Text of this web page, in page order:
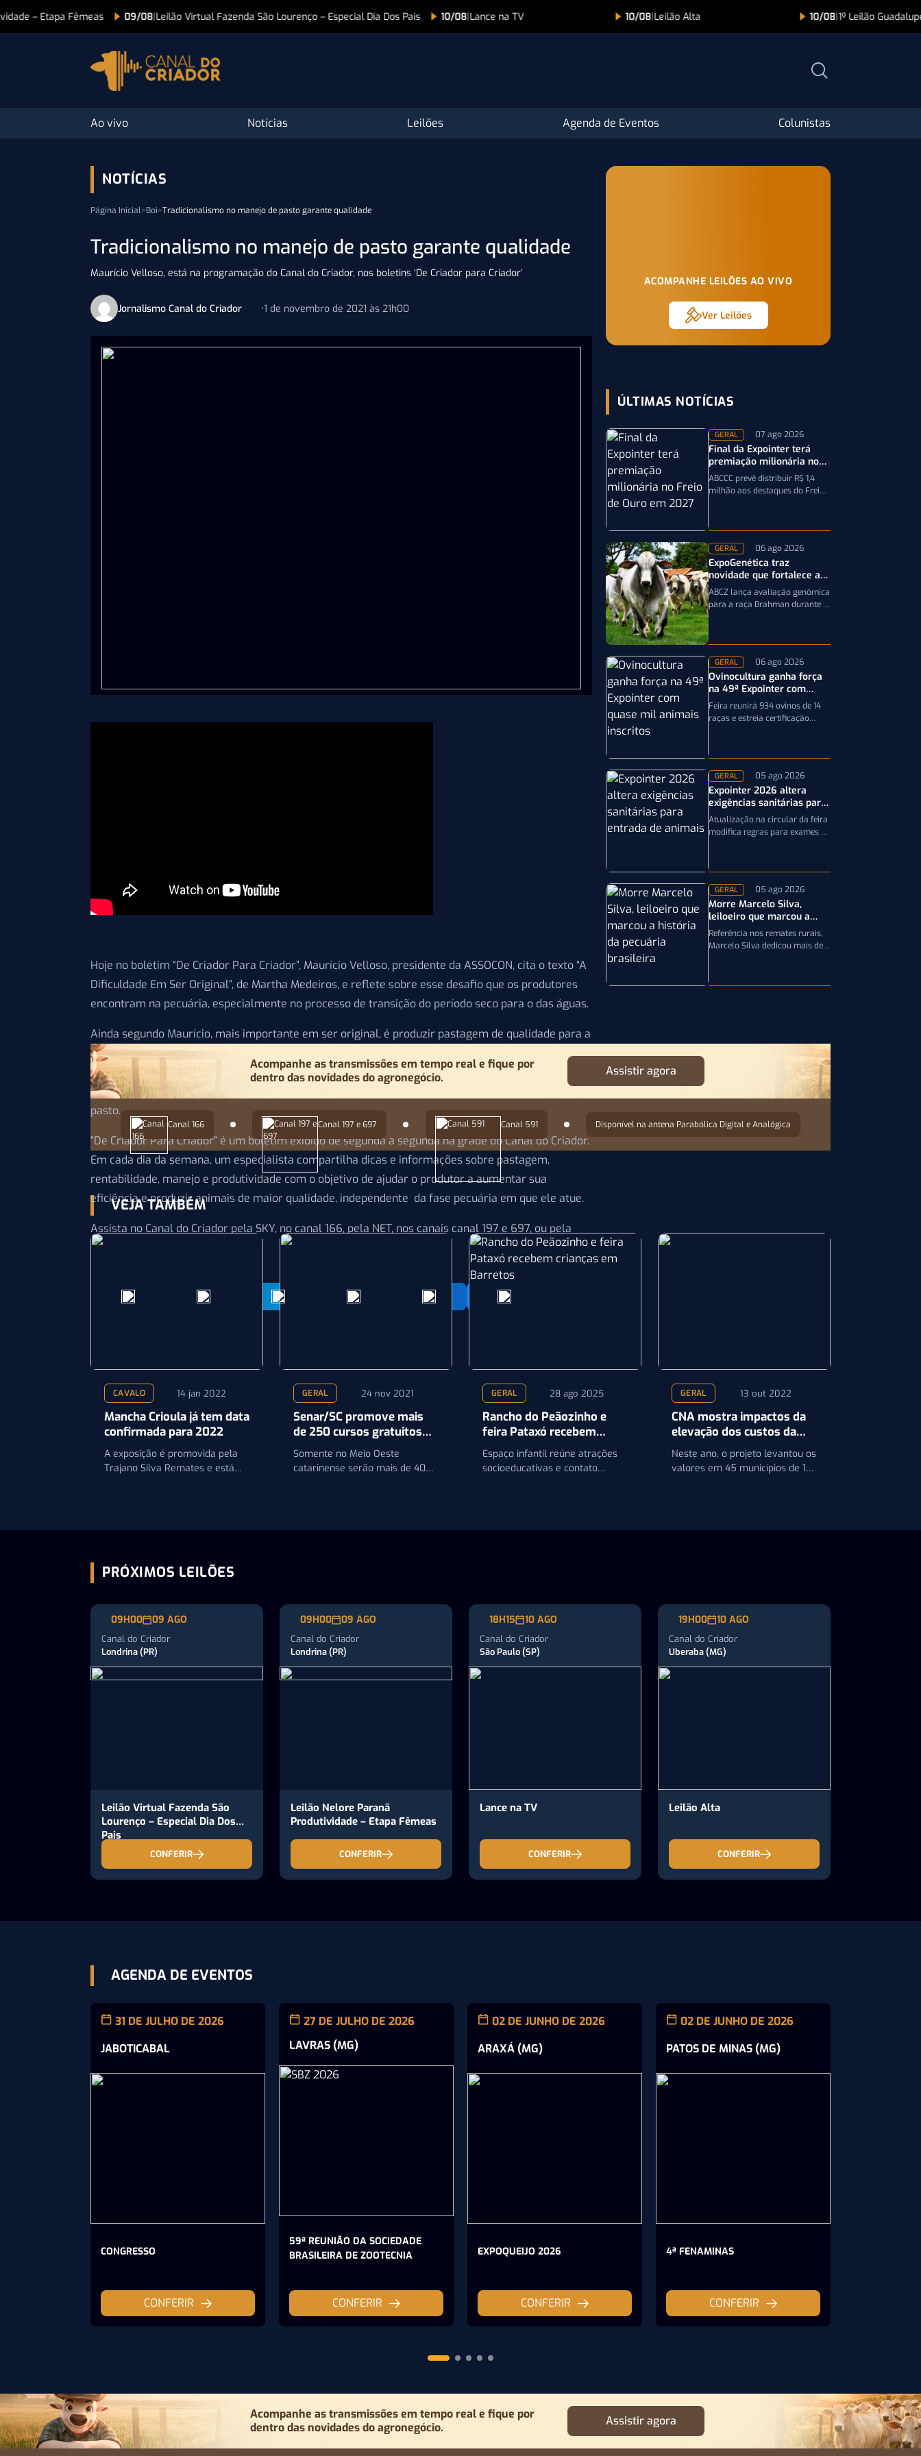
– Etapa Fêmeas 09/08|Leilão Virtual Fazenda São Lourenço – Especial Dia Dos Pais 10/08|Lance na TV 10/08|Leilão Alta 10/08|1º Leilão Guadalupe
Ao vivo Notícias Leilões Agenda de Eventos Colunistas
NOTÍCIAS
Página Inicial>Boi>Tradicionalismo no manejo de pasto garante qualidade
Tradicionalismo no manejo de pasto garante qualidade
Maurício Velloso, está na programação do Canal do Criador, nos boletins ‘De Criador para Criador’
Jornalismo Canal do Criador •1 de novembro de 2021 às 21h00
Hoje no boletim “De Criador Para Criador”, Maurício Velloso, presidente da ASSOCON, cita o texto “A
Dificuldade Em Ser Original”, de Martha Medeiros, e reflete sobre esse desafio que os produtores
encontram na pecuária, especialmente no processo de transição do período seco para o das águas.
Ainda segundo Maurício, mais importante em ser original, é produzir pastagem de qualidade para a
próxima estiagem, algo garantido quando o pecuarista pratica as mesmas técnicas em seu sistema
de produção, que o mercado todo conhece. Realizar a correção do solo, adubação corretamente, o
controle de pragas, são estratégias tradicionais, mas essenciais para a ótima performance do
pasto.
“De Criador Para Criador” é um boletim exibido de segunda a segunda na grade do Canal do Criador.
Em cada dia da semana, um especialista compartilha dicas e informações sobre pastagem,
rentabilidade, manejo e produtividade com o objetivo de ajudar o produtor a aumentar sua
eficiência e produzir animais de maior qualidade, independente da fase pecuária em que ele atue.
Assista no Canal do Criador pela SKY, no canal 166, pela NET, nos canais canal 197 e 697, ou pela
parabólica digital e analógica.
ACOMPANHE LEILÕES AO VIVO
Ver Leilões
ÚLTIMAS NOTÍCIAS
GERAL 07 ago 2026
Final da Expointer terá
premiação milionária no
Freio de Ouro em 2027
ABCCC prevê distribuir R$ 1,4
milhão aos destaques do Freio
GERAL 06 ago 2026
ExpoGenética traz
novidade que fortalece a
genética da raça Brahman
ABCZ lança avaliação genômica
para a raça Brahman durante a
GERAL 06 ago 2026
Ovinocultura ganha força
na 49ª Expointer com
quase mil animais
inscritos
Feira reunirá 934 ovinos de 14
raças e estreia certificação
GERAL 05 ago 2026
Expointer 2026 altera
exigências sanitárias para
entrada de animais;
entenda
Atualização na circular da feira
modifica regras para exames e
GERAL 05 ago 2026
Morre Marcelo Silva,
leiloeiro que marcou a
história da pecuária
brasileira
Referência nos remates rurais,
Marcelo Silva dedicou mais de
Acompanhe as transmissões em tempo real e fique por
dentro das novidades do agronegócio.
Assistir agora
Canal 166 Canal 197 e 697 Canal 591 Disponível na antena Parabólica Digital e Analógica
VEJA TAMBÉM
CAVALO 14 jan 2022
Mancha Crioula já tem data
confirmada para 2022
A exposição é promovida pela
Trajano Silva Remates e está
GERAL 24 nov 2021
Senar/SC promove mais
de 250 cursos gratuitos
em dezembro
Somente no Meio Oeste
catarinense serão mais de 40
GERAL 28 ago 2025
Rancho do Peãozinho e
feira Pataxó recebem
crianças em Barretos
Espaço infantil reúne atrações
socioeducativas e contato
GERAL 13 out 2022
CNA mostra impactos da
elevação dos custos da
pecuária
Neste ano, o projeto levantou os
valores em 45 municípios de 15
PRÓXIMOS LEILÕES
09H00 09 AGO
Canal do Criador
Londrina (PR)
Leilão Virtual Fazenda São
Lourenço – Especial Dia Dos
Pais
CONFERIR
09H00 09 AGO
Canal do Criador
Londrina (PR)
Leilão Nelore Paranã
Produtividade – Etapa Fêmeas
CONFERIR
18H15 10 AGO
Canal do Criador
São Paulo (SP)
Lance na TV
CONFERIR
19H00 10 AGO
Canal do Criador
Uberaba (MG)
Leilão Alta
CONFERIR
AGENDA DE EVENTOS
31 DE JULHO DE 2026
JABOTICABAL
CONGRESSO
CONFERIR
27 DE JULHO DE 2026
LAVRAS (MG)
59ª REUNIÃO DA SOCIEDADE
BRASILEIRA DE ZOOTECNIA
CONFERIR
02 DE JUNHO DE 2026
ARAXÁ (MG)
EXPOQUEIJO 2026
CONFERIR
02 DE JUNHO DE 2026
PATOS DE MINAS (MG)
4ª FENAMINAS
CONFERIR
Acompanhe as transmissões em tempo real e fique por
dentro das novidades do agronegócio.
Assistir agora